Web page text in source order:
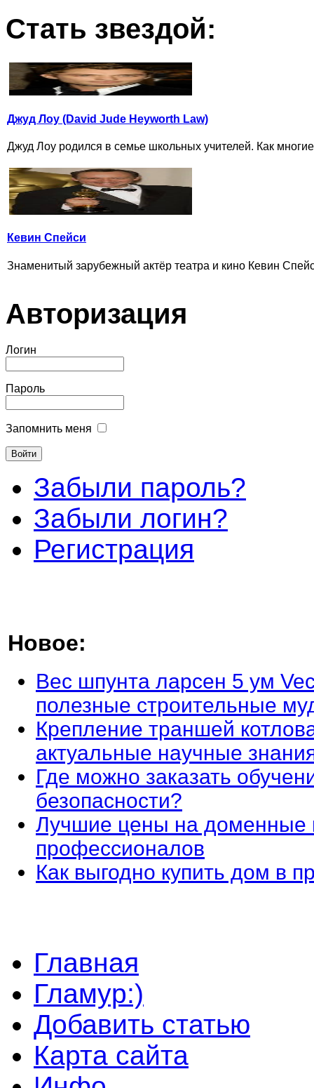
Стать звездой:
Джуд Лоу (David Jude Heyworth Law)
Джуд Лоу родился в семье школьных учителей. Как
Кевин Спейси
Знаменитый зарубежный актёр театра и кино Кевин
Авторизация
Логин
Пароль
Запомнить меня
Забыли пароль?
Забыли логин?
Регистрация
Новое:
Вес шпунта ларсен 5 ум
полезные строительные
Крепление траншей
актуальные научные
Где можно заказать
безопасности?
Лучшие цены на доменные
профессионалов
Как выгодно купить дом в
Главная
Гламур:)
Добавить статью
Карта сайта